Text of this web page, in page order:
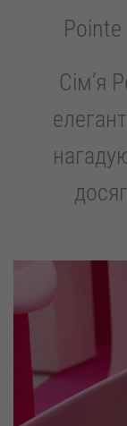
Pointe
Сiм’я